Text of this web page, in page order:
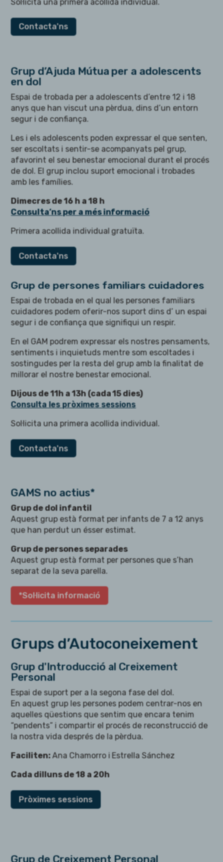
Sol·licita una primera acollida individual.
Contacta'ns
Grup d’Ajuda Mútua per a adolescents
en dol
Espai de trobada per a adolescents d’entre 12 i 18
anys que han viscut una pèrdua, dins d’un entorn
segur i de confiança.
Les i els adolescents poden expressar el que senten,
ser escoltats i sentir-se acompanyats pel grup,
afavorint el seu benestar emocional durant el procés
de dol. El grup inclou suport emocional i trobades
amb les famílies.
Dimecres de 16 h a 18 h
Consulta’ns per a més informació
Primera acollida individual gratuïta.
Contacta'ns
Grup de persones familiars cuidadores
Espai de trobada en el qual les persones familiars
cuidadores podem oferir-nos suport dins d’ un espai
segur i de confiança que signifiqui un respir.
En el GAM podrem expressar els nostres pensaments,
sentiments i inquietuds mentre som escoltades i
sostingudes per la resta del grup amb la finalitat de
millorar el nostre benestar emocional.
Dijous de 11h a 13h (cada 15 dies)
Consulta les pròximes sessions
Sol·licita una primera acollida individual.
Contacta'ns
GAMS no actius*
Grup de dol infantil
Aquest grup està format per infants de 7 a 12 anys
que han perdut un ésser estimat.
Grup de persones separades
Aquest grup està format per persones que s’han
separat de la seva parella.
*Sol·licita informació
Grups d’Autoconeixement
Grup d'Introducció al Creixement
Personal
Espai de suport per a la segona fase del dol.
En aquest grup les persones podem centrar-nos en
aquelles qüestions que sentim que encara tenim
“pendents” i compartir el procés de reconstrucció de
la nostra vida després de la pèrdua.
Faciliten:Ana Chamorro i Estrella Sánchez
Cada dilluns de 18 a 20h
Pròximes sessions
Grup de Creixement Personal